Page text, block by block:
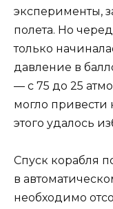
эксперименты,
полета. Но
только
давление в
— с 75 до 25
могло привести
этого удалось
Спуск корабля
в
необходимо